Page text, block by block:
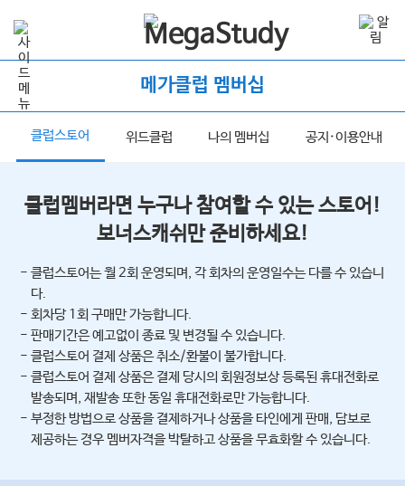
메가클럽 멤버십
클럽스토어 위드클럽 나의 멤버십 공지·이용안내
클럽멤버라면 누구나 참여할 수 있는 스토어!
보너스캐쉬만 준비하세요!
- 클럽스토어는 월 2회 운영되며, 각 회차의 운영일수는 다를 수 있습니
다.
- 회차당 1회 구매만 가능합니다.
- 판매기간은 예고없이 종료 및 변경될 수 있습니다.
- 클럽스토어 결제 상품은 취소/환불이 불가합니다.
- 클럽스토어 결제 상품은 결제 당시의 회원정보상 등록된 휴대전화로
발송되며, 재발송 또한 동일 휴대전화로만 가능합니다.
- 부정한 방법으로 상품을 결제하거나 상품을 타인에게 판매, 담보로
제공하는 경우 멤버자격을 박탈하고 상품을 무효화할 수 있습니다.